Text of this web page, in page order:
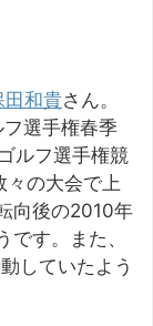
田和貴さん。
選手権春季
ルフ選手権競
々の大会で上
向後の2010年
す。また、
していたよう